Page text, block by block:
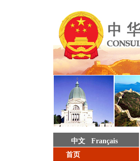
中文
Français
首页